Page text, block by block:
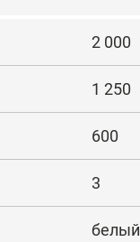
2 000
1 250
600
3
белый